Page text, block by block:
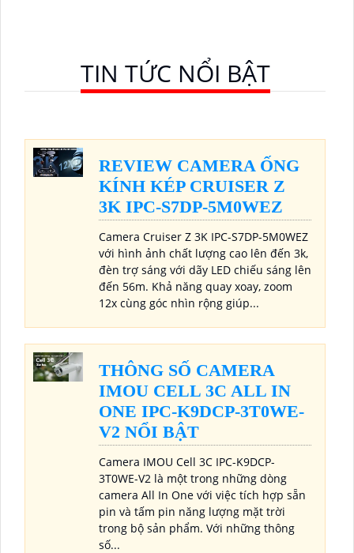
TIN TỨC NỔI BẬT
REVIEW CAMERA ỐNG
KÍNH KÉP CRUISER Z
3K IPC-S7DP-5M0WEZ
Camera Cruiser Z 3K IPC-S7DP-5M0WEZ
với hình ảnh chất lượng cao lên đến 3k,
đèn trợ sáng với dãy LED chiếu sáng lên
đến 56m. Khả năng quay xoay, zoom
12x cùng góc nhìn rộng giúp...
THÔNG SỐ CAMERA
IMOU CELL 3C ALL IN
ONE IPC-K9DCP-3T0WE-
V2 NỔI BẬT
Camera IMOU Cell 3C IPC-K9DCP-
3T0WE-V2 là một trong những dòng
camera All In One với việc tích hợp sẵn
pin và tấm pin năng lượng mặt trời
trong bộ sản phẩm. Với những thông
số...